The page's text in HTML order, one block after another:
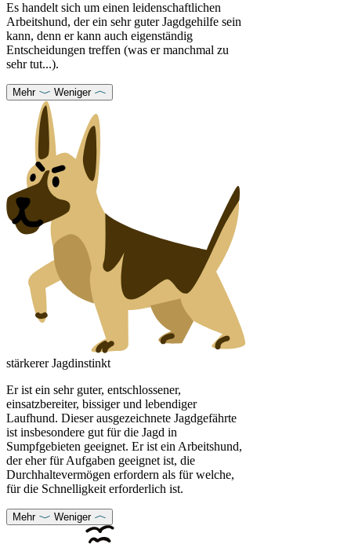
Es handelt sich um einen leidenschaftlichen
Arbeitshund, der ein sehr guter Jagdgehilfe sein
kann, denn er kann auch eigenständig
Entscheidungen treffen (was er manchmal zu
sehr tut...).
Mehr Weniger
stärkerer Jagdinstinkt
Er ist ein sehr guter, entschlossener,
einsatzbereiter, bissiger und lebendiger
Laufhund. Dieser ausgezeichnete Jagdgefährte
ist insbesondere gut für die Jagd in
Sumpfgebieten geeignet. Er ist ein Arbeitshund,
der eher für Aufgaben geeignet ist, die
Durchhaltevermögen erfordern als für welche,
für die Schnelligkeit erforderlich ist.
Mehr Weniger